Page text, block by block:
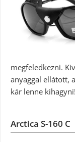
megfeledkezni.
anyaggal ellátott,
kár lenne kihagyni!
Arctica S-160 C